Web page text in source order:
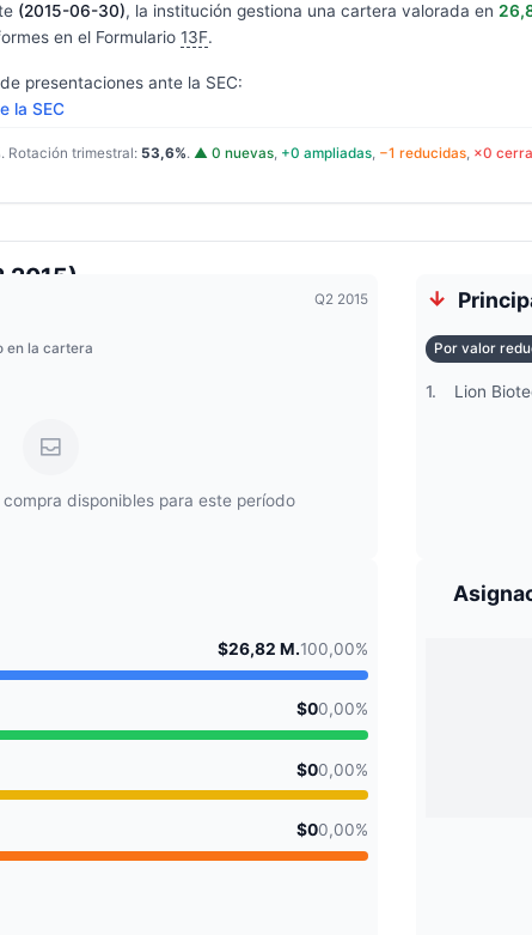
(2015-06-30), la institución gestiona una cartera valorada en
en el Formulario 13F.
presentaciones ante la SEC:
la SEC
. Rotación trimestral: 53,6%. ▲ 0 nuevas, +0 ampliadas, −1 reducidas, ×0
2015)
Q2 2015
en la cartera
disponibles para este período
Por valor
1. Lion
$26,82 M.100,00%
$00,00%
$00,00%
$00,00%